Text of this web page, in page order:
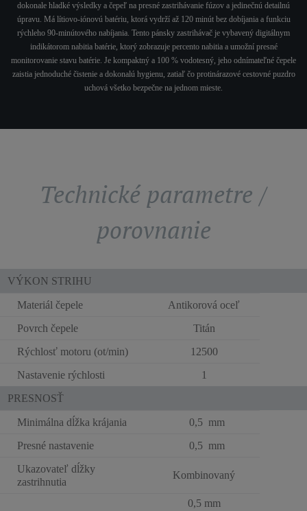
dokonale hladké výsledky a čepeľ na presné zastrihávanie fúzov a jedinečnú detailnú
úpravu. Má lítiovo-iónovú batériu, ktorá vydrží až 120 minút bez dobíjania a funkciu
rýchleho 90-minútového nabíjania. Tento pánsky zastrihávač je vybavený digitálnym
indikátorom nabitia batérie, ktorý zobrazuje percento nabitia a umožní presné
monitorovanie stavu batérie. Je kompaktný a 100 % vodotesný, jeho odnímateľné čepele
zaistia jednoduché čistenie a dokonalú hygienu, zatiaľ čo protinárazové cestovné puzdro
uchová všetko bezpečne na jednom mieste.
Technické parametre /
porovnanie
VÝKON STRIHU
Materiál čepele
Antikorová oceľ
Povrch čepele
Titán
Rýchlosť motoru (ot/min)
12500
Nastavenie rýchlosti
1
PRESNOSŤ
Minimálna dĺžka krájania
0,5 mm
Presné nastavenie
0,5 mm
Ukazovateľ dĺžky
zastrihnutia
Kombinovaný
0,5 mm